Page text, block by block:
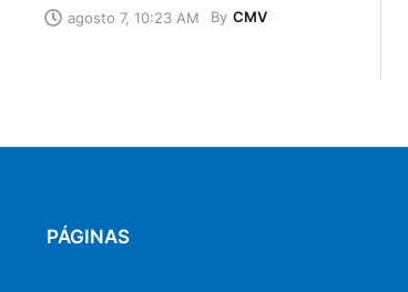
agosto 7, 10:23 AM By CMV
PÁGINAS